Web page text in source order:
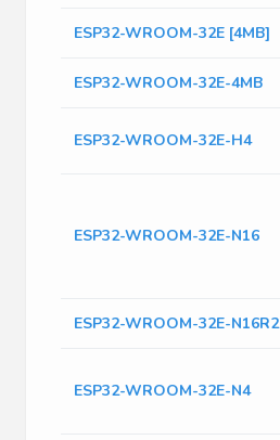
ESP32-WROOM-32E [4MB]
ESP32-WROOM-32E-4MB
ESP32-WROOM-32E-H4
ESP32-WROOM-32E-N16
ESP32-WROOM-32E-N16R2
ESP32-WROOM-32E-N4